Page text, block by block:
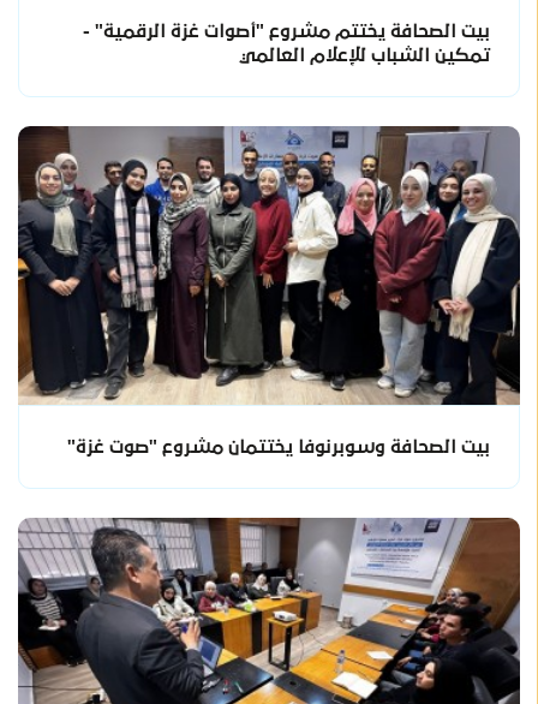
بيت الصحافة يختتم مشروع "أصوات غزة الرقمية" -
تمكين الشباب للإعلام العالمي
بيت الصحافة وسوبرنوفا يختتمان مشروع "صوت غزة"